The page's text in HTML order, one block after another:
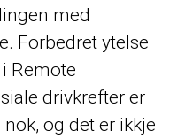
med
Forbedret ytelse
Remote
drivkrefter er
og det er ikkje